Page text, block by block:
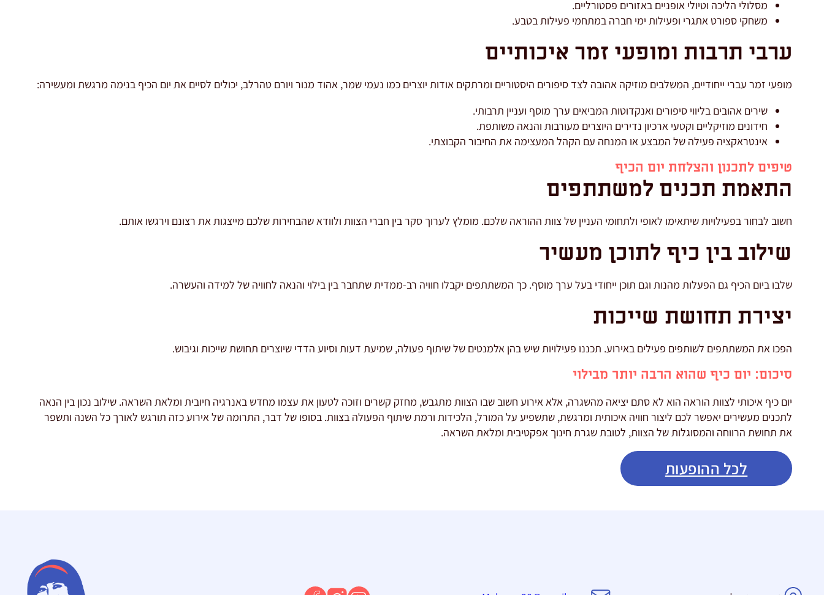
מסלולי הליכה וטיולי אופניים באזורים פסטורליים.
משחקי ספורט אתגרי ופעילות ימי חברה במתחמי פעילות בטבע.
ערבי תרבות ומופעי זמר איכותיים
מופעי זמר עברי ייחודיים, המשלבים מוזיקה אהובה לצד סיפורים היסטוריים ומרתקים אודות יוצרים כמו נעמי שמר, אהוד מנור ויורם טהרלב, יכולים לסיים את יום הכיף בנימה מרגשת ומעשירה:
שירים אהובים בליווי סיפורים ואנקדוטות המביאים ערך מוסף ועניין תרבותי.
חידונים מוזיקליים וקטעי ארכיון נדירים היוצרים מעורבות והנאה משותפת.
אינטראקציה פעילה של המבצע או המנחה עם הקהל המעצימה את החיבור הקבוצתי.
טיפים לתכנון והצלחת יום הכיף
התאמת תכנים למשתתפים
חשוב לבחור בפעילויות שיתאימו לאופי ולתחומי העניין של צוות ההוראה שלכם. מומלץ לערוך סקר בין חברי הצוות ולוודא שהבחירות שלכם מייצגות את רצונם וירגשו אותם.
שילוב בין כיף לתוכן מעשיר
שלבו ביום הכיף גם הפעלות מהנות וגם תוכן ייחודי בעל ערך מוסף. כך המשתתפים יקבלו חוויה רב-ממדית שתחבר בין בילוי והנאה לחוויה של למידה והעשרה.
יצירת תחושת שייכות
הפכו את המשתתפים לשותפים פעילים באירוע. תכננו פעילויות שיש בהן אלמנטים של שיתוף פעולה, שמיעת דעות וסיוע הדדי שיוצרים תחושת שייכות וגיבוש.
סיכום: יום כיף שהוא הרבה יותר מבילוי
יום כיף איכותי לצוות הוראה הוא לא סתם יציאה מהשגרה, אלא אירוע חשוב שבו הצוות מתגבש, מחזק קשרים וזוכה לטעון את עצמו מחדש באנרגיה חיובית ומלאת השראה. שילוב נכון בין הנאה
לתכנים מעשירים יאפשר לכם ליצור חוויה איכותית ומרגשת, שתשפיע על המורל, הלכידות ורמת שיתוף הפעולה בצוות. בסופו של דבר, התרומה של אירוע כזה תורגש לאורך כל השנה ותשפר
את תחושת הרווחה והמסוגלות של הצוות, לטובת שגרת חינוך אפקטיבית ומלאת השראה.
לכל ההופעות